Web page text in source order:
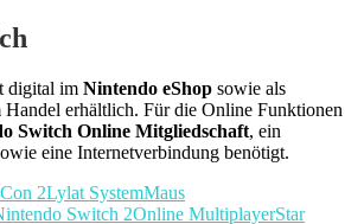
digital im Nintendo eShop sowie als
Handel erhältlich. Für die Online Funktionen
Switch Online Mitgliedschaft, ein
eine Internetverbindung benötigt.
2Lylat SystemMaus
Switch 2Online MultiplayerStar